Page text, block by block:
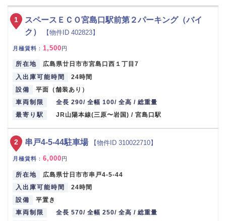
スペースＥＣＯ宮島口駅前第２パーキング（バイ
ク）
【物件ID 402823】
月極賃料 ： 1,500円
所在地
広島県廿日市市宮島口西１丁目7
入出庫可能時間
24時間
設備
平面（舗装あり）
車両制限
全長 290/ 全幅 100/ 全高 / 総重量
最寄り駅
JR山陽本線(三原〜岩国) / 宮島口駅
1
串戸4-5-44駐車場 【物件ID 310022710】
月極賃料 ： 6,000 円
所在地
広島県廿日市市串戸4-5-44
入出庫可能時間
24時間
設備
平置き
車両制限
全長 570/ 全幅 250/ 全高 / 総重量
2